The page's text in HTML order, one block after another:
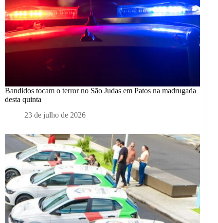
Bandidos tocam o terror no São Judas em Patos na madrugada
desta quinta
23 de julho de 2026